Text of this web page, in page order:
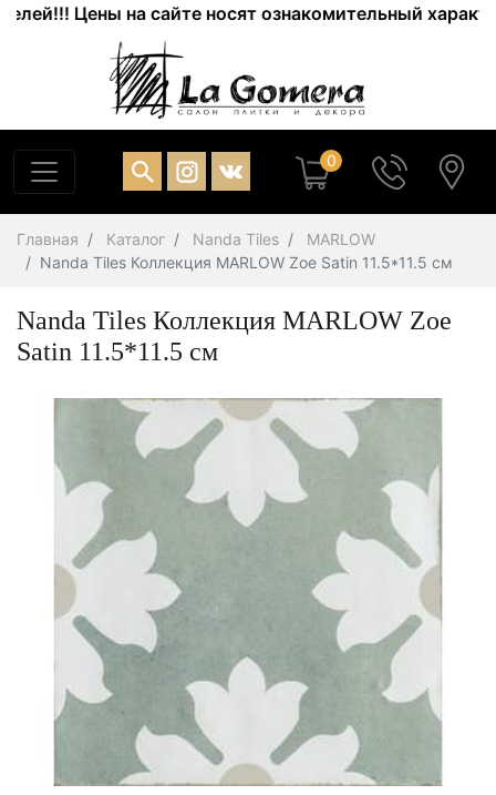
Цены на сайте носят ознакомительный характер.
0
Главная Каталог Nanda Tiles
MARLOW
Nanda Tiles Коллекция MARLOW Zoe Satin 11.5*11.5 см
Nanda Tiles Коллекция MARLOW Zoe
Satin 11.5*11.5 см